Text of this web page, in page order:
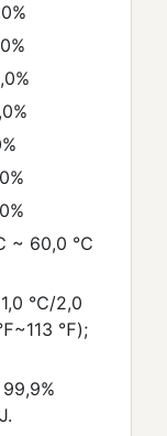
~ 60,0 ℃
℃/2,0
℉);